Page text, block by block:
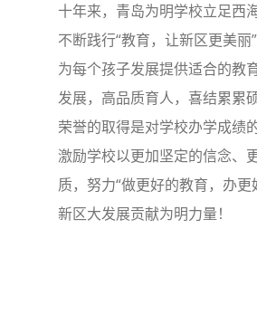
十年来，青岛为明学校立足西
不断践行“教育，让新区更美丽
为每个孩子发展提供适合的教
发展，高品质育人，喜结累累硕
荣誉的取得是对学校办学成绩
激励学校以更加坚定的信念、
质，努力“做更好的教育，办更
新区大发展贡献为明力量！